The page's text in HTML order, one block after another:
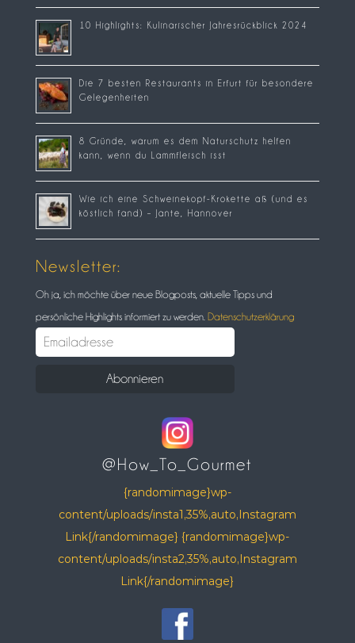
10 Highlights: Kulinarischer Jahresrückblick 2024
Die 7 besten Restaurants in Erfurt für besondere
Gelegenheiten
8 Gründe, warum es dem Naturschutz helfen
kann, wenn du Lammfleisch isst
Wie ich eine Schweinekopf-Krokette aß (und es
köstlich fand) – Jante, Hannover
Newsletter:
Oh ja, ich möchte über neue Blogposts, aktuelle Tipps und
persönliche Highlights informiert zu werden. Datenschutzerklärung
@How_To_Gourmet
{randomimage}wp-
content/uploads/insta1,35%,auto,Instagram
Link{/randomimage} {randomimage}wp-
content/uploads/insta2,35%,auto,Instagram
Link{/randomimage}